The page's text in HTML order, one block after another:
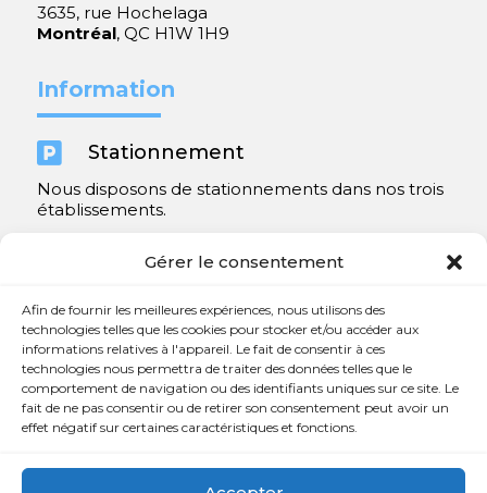
Gérer le consentement
Afin de fournir les meilleures expériences, nous utilisons des
technologies telles que les cookies pour stocker et/ou accéder aux
informations relatives à l'appareil. Le fait de consentir à ces
technologies nous permettra de traiter des données telles que le
comportement de navigation ou des identifiants uniques sur ce site. Le
fait de ne pas consentir ou de retirer son consentement peut avoir un
effet négatif sur certaines caractéristiques et fonctions.
3635, rue Hochelaga
Montréal, QC H1W 1H9
Information
 Stationnement
Nous disposons de stationnements dans nos trois
établissements.
Contact
 450 654-3342
 info@charlesrajotte.com
765, rue Notre-Dame